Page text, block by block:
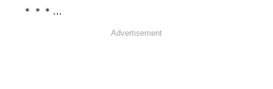
＊＊＊...
Advertisement